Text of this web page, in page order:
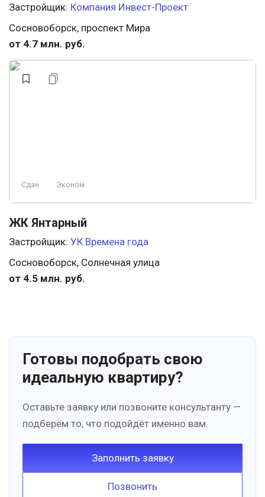
Застройщик: Компания Инвест-Проект
Сосновоборск, проспект Мира
от 4.7 млн. руб.
Сдан Эконом
ЖК Янтарный
Застройщик: УК Времена года
Сосновоборск, Солнечная улица
от 4.5 млн. руб.
Готовы подобрать свою
идеальную квартиру?
Оставьте заявку или позвоните консультанту —
подберём то, что подойдёт именно вам.
Заполнить заявку
Позвонить